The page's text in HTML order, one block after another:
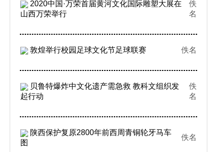
2020中国·万荣首届黄河文化国际雕塑大展在
山西万荣举行
佚
名
敦煌举行校园足球文化节足球联赛 佚名
贝鲁特爆炸中文化遗产需急救 教科文组织发
起行动
佚
名
陕西保护复原2800年前西周青铜轮牙马车
图
佚名